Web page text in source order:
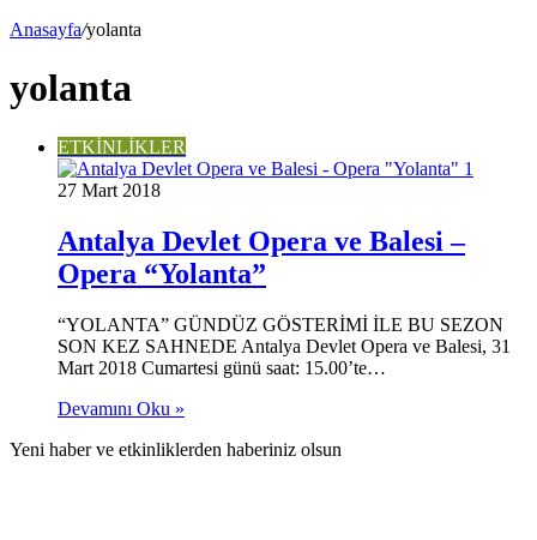
Anasayfa/yolanta
yolanta
ETKİNLİKLER
27 Mart 2018
Antalya Devlet Opera ve Balesi –
Opera “Yolanta”
“YOLANTA” GÜNDÜZ GÖSTERİMİ İLE BU SEZON
SON KEZ SAHNEDE Antalya Devlet Opera ve Balesi, 31
Mart 2018 Cumartesi günü saat: 15.00’te…
Devamını Oku »
Yeni haber ve etkinliklerden haberiniz olsun